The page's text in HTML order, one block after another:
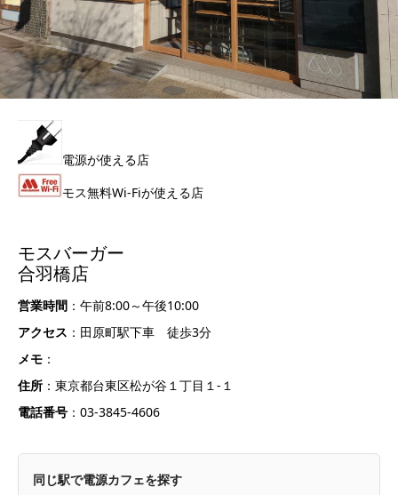
電源が使える店
モス無料Wi-Fiが使える店
モスバーガー
合羽橋店
営業時間 ：午前8:00～午後10:00
アクセス ：田原町駅下車 徒歩3分
メモ ：
住所 ：東京都台東区松が谷１丁目１-１
電話番号 ：03-3845-4606
同じ駅で電源カフェを探す